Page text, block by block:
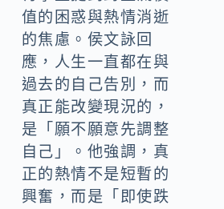
值的困惑與熱情消逝
的焦慮。侯文詠回
應，人生一直都在與
過去的自己告別，而
真正能改變現況的，
是「願不願意先調整
自己」。他強調，真
正的熱情不是短暫的
興奮，而是「即使跌